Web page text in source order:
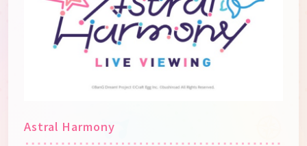
Astral Harmony